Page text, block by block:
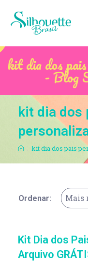
kit dia dos
- Blog
kit dia dos
. kit dia dos pais
Ordenar: Mais
Kit Dia dos
Arquivo